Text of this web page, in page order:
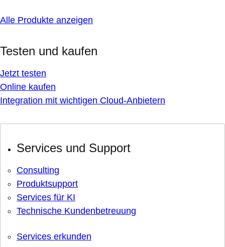
Alle Produkte anzeigen
Testen und kaufen
Jetzt testen
Online kaufen
Integration mit wichtigen Cloud-Anbietern
Services und Support
Consulting
Produktsupport
Services für KI
Technische Kundenbetreuung
Services erkunden